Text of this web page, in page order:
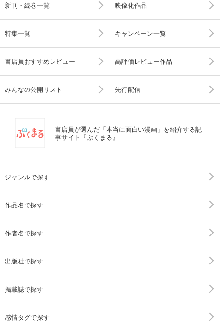
新刊・続巻一覧 映像化作品
特集一覧 キャンペーン一覧
書店員おすすめレビュー 高評価レビュー作品
みんなの公開リスト 先行配信
書店員が選んだ「本当に面白い漫画」を紹介する記
事サイト『ぶくまる』
ジャンルで探す
作品名で探す
作者名で探す
出版社で探す
掲載誌で探す
感情タグで探す